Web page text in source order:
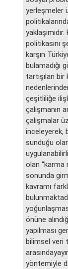
yerleşmeler
politikasını
karşın
bulamadığı
tartışılan
çeşitliliğe
çalışmanın
çalışmalar
inceleyerek,
sunduğu
olan “karma
sonunda
kavramı
önüne
yapılması
bilimsel veri
yöntemiyle